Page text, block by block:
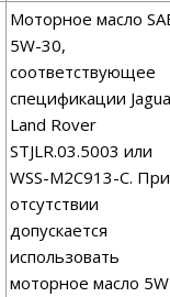
Моторное масло
5W-30,
соответствующее
спецификации
Land Rover
STJLR.03.5003 или
WSS-M2C913-С. При
отсутствии
допускается
использовать
моторное масло